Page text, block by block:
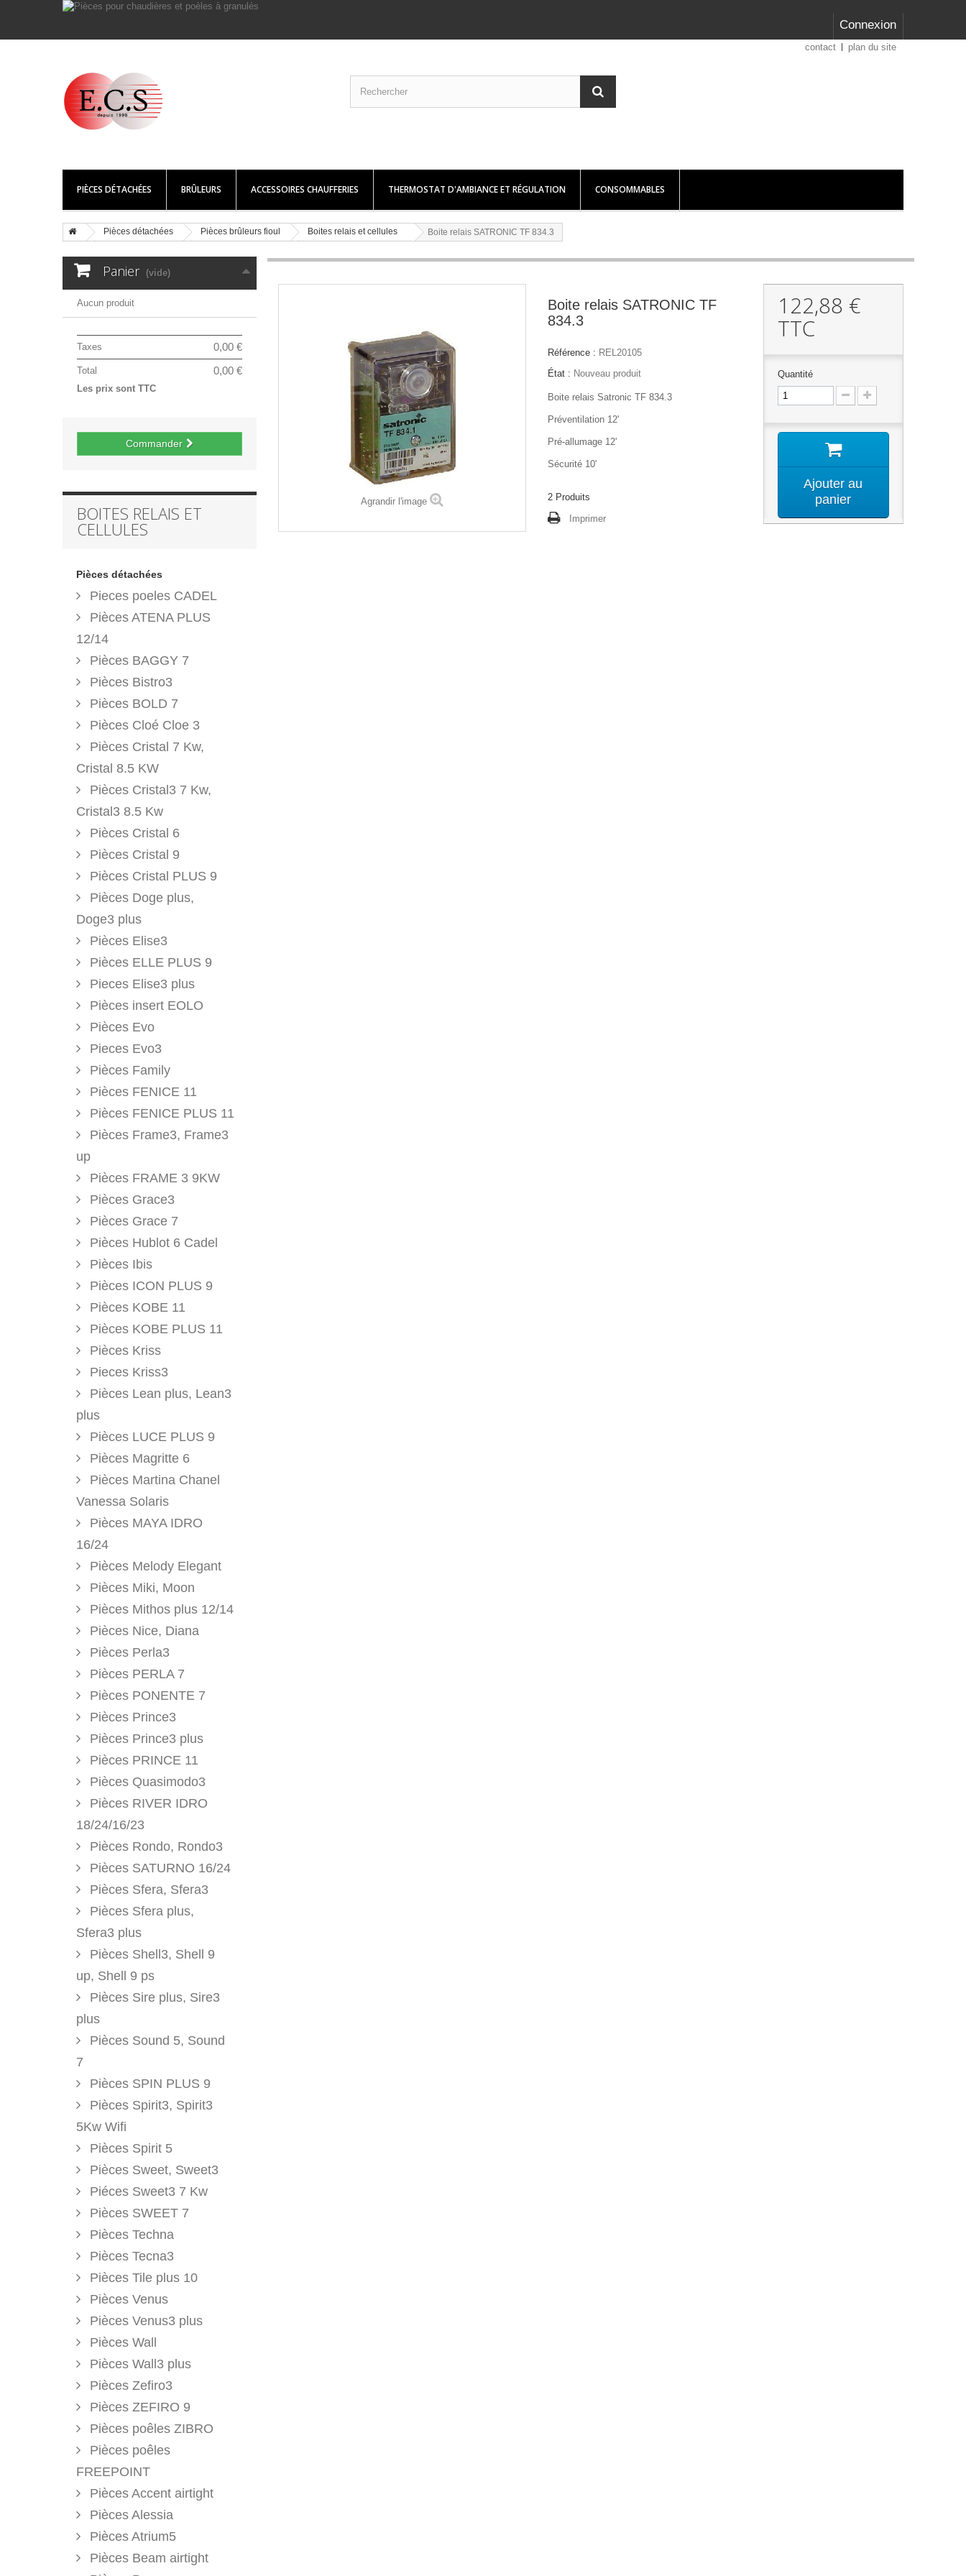
Connexion
contact plan du site
PIÈCES DÉTACHÉES BRÛLEURS ACCESSOIRES CHAUFFERIES THERMOSTAT D'AMBIANCE ET RÉGULATION CONSOMMABLES
Pièces détachées Pièces brûleurs fioul Boites relais et cellules Boite relais SATRONIC TF 834.3
Panier (vide)
Aucun produit
0,00 €
Taxes
0,00 €
Total
Les prix sont TTC
Commander
BOITES RELAIS ET
CELLULES
Pièces détachées
Pieces poeles CADEL
Pièces ATENA PLUS
12/14
Pièces BAGGY 7
Pièces Bistro3
Pièces BOLD 7
Pièces Cloé Cloe 3
Pièces Cristal 7 Kw,
Cristal 8.5 KW
Pièces Cristal3 7 Kw,
Cristal3 8.5 Kw
Pièces Cristal 6
Pièces Cristal 9
Pièces Cristal PLUS 9
Pièces Doge plus,
Doge3 plus
Pièces Elise3
Pièces ELLE PLUS 9
Pieces Elise3 plus
Pièces insert EOLO
Pièces Evo
Pieces Evo3
Pièces Family
Pièces FENICE 11
Pièces FENICE PLUS 11
Pièces Frame3, Frame3
up
Pièces FRAME 3 9KW
Pièces Grace3
Pièces Grace 7
Pièces Hublot 6 Cadel
Pièces Ibis
Pièces ICON PLUS 9
Pièces KOBE 11
Pièces KOBE PLUS 11
Pièces Kriss
Pieces Kriss3
Pièces Lean plus, Lean3
plus
Pièces LUCE PLUS 9
Pièces Magritte 6
Pièces Martina Chanel
Vanessa Solaris
Pièces MAYA IDRO
16/24
Pièces Melody Elegant
Pièces Miki, Moon
Pièces Mithos plus 12/14
Pièces Nice, Diana
Pièces Perla3
Pièces PERLA 7
Pièces PONENTE 7
Pièces Prince3
Pièces Prince3 plus
Pièces PRINCE 11
Pièces Quasimodo3
Pièces RIVER IDRO
18/24/16/23
Pièces Rondo, Rondo3
Pièces SATURNO 16/24
Pièces Sfera, Sfera3
Pièces Sfera plus,
Sfera3 plus
Pièces Shell3, Shell 9
up, Shell 9 ps
Pièces Sire plus, Sire3
plus
Pièces Sound 5, Sound
7
Pièces SPIN PLUS 9
Pièces Spirit3, Spirit3
5Kw Wifi
Pièces Spirit 5
Pièces Sweet, Sweet3
Piéces Sweet3 7 Kw
Pièces SWEET 7
Pièces Techna
Pièces Tecna3
Pièces Tile plus 10
Pièces Venus
Pièces Venus3 plus
Pièces Wall
Pièces Wall3 plus
Pièces Zefiro3
Pièces ZEFIRO 9
Pièces poêles ZIBRO
Pièces poêles
FREEPOINT
Pièces Accent airtight
Pièces Alessia
Pièces Atrium5
Pièces Beam airtight
Agrandir l'image
Boite relais SATRONIC TF
834.3
Référence : REL20105
État : Nouveau produit
Boite relais Satronic TF 834.3
Préventilation 12'
Pré-allumage 12'
Sécurité 10'
2 Produits
Imprimer
122,88 €
TTC
Quantité
Ajouter au
panier